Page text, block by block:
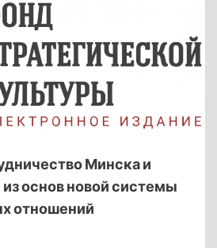
Минска и
основ новой системы
отношений